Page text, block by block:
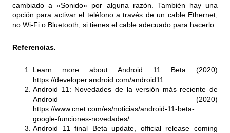
cambiado a «Sonido» por alguna razón. También hay una
opción para activar el teléfono a través de un cable Ethernet,
no Wi-Fi o Bluetooth, si tienes el cable adecuado para hacerlo.
Referencias.
Learn more about Android 11 Beta (2020)
https://developer.android.com/android11
Android 11: Novedades de la versión más reciente de
Android (2020)
https://www.cnet.com/es/noticias/android-11-beta-
google-funciones-novedades/
Android 11 final Beta update, official release coming